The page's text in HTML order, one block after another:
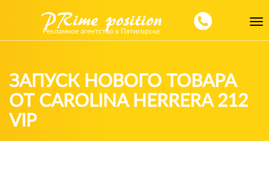
Рекламное агентство в Пятигорске
ЗАПУСК НОВОГО ТОВАРА
ОТ CAROLINA HERRERA 212
VIP